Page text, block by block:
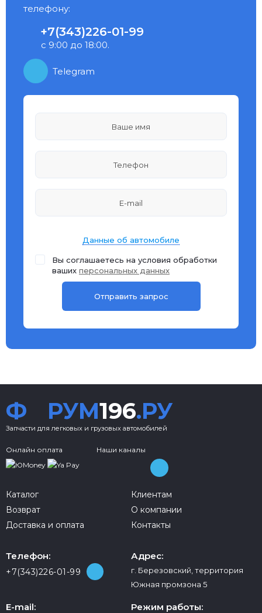
телефону:
+7(343)226-01-99
с 9:00 до 18:00.
Telegram
Данные об автомобиле
Вы соглашаетесь на условия обработки
ваших персональных данных
Ф РУМ196.РУ
Запчасти для легковых и грузовых автомобилей
Онлайн оплата Наши каналы
Каталог
Возврат
Доставка и оплата
Клиентам
О компании
Контакты
Телефон:
+7(343)226-01-99
Адрес:
г. Березовский, территория
Южная промзона 5
E-mail: Режим работы: